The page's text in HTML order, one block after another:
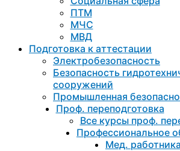
ПТМ
МЧС
МВД
Подготовка к aттестации
Электробезопасность
Безопасность
сооружений
Промышленная
Проф. переподготовка
Все курсы проф.
Профессиональное
Мед.